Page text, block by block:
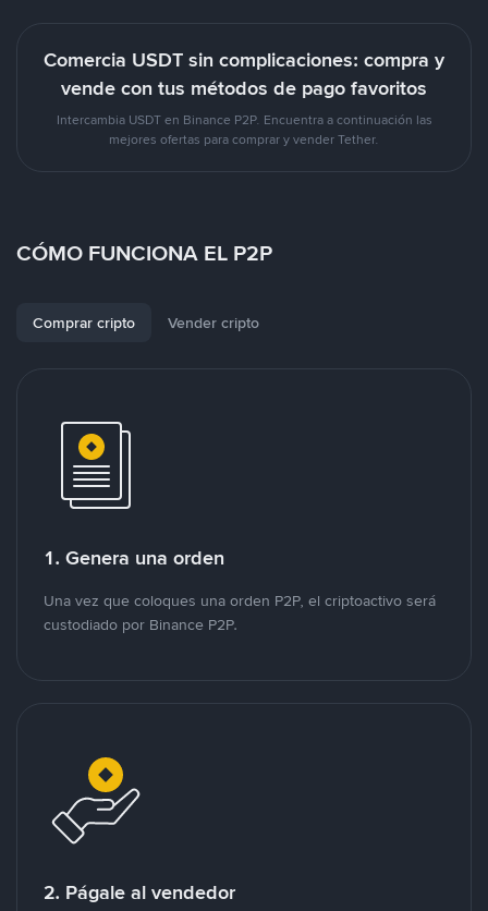
Comercia USDT sin complicaciones: compra y
vende con tus métodos de pago favoritos
Intercambia USDT en Binance P2P. Encuentra a continuación las
mejores ofertas para comprar y vender Tether.
CÓMO FUNCIONA EL P2P
Comprar cripto Vender cripto
1. Genera una orden
Una vez que coloques una orden P2P, el criptoactivo será
custodiado por Binance P2P.
2. Págale al vendedor